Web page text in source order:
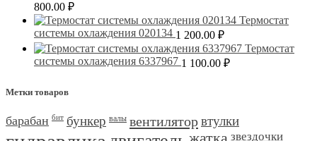
800.00 ₽
Термостат
системы охлаждения 020134 1 200.00 ₽
Термостат
системы охлаждения 6337967 1 100.00 ₽
Метки товаров
барабан бит бункер валы вентиляторвтулки
звездочки